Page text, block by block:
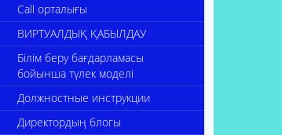
Call орталығы
ВИРТУАЛДЫҚ ҚАБЫЛДАУ
Білім беру бағдарламасы
бойынша түлек моделі
Должностные инструкции
Директордың блогы